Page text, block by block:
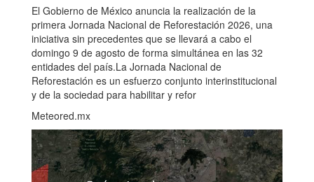
El Gobierno de México anuncia la realización de la
primera Jornada Nacional de Reforestación 2026, una
iniciativa sin precedentes que se llevará a cabo el
domingo 9 de agosto de forma simultánea en las 32
entidades del país.La Jornada Nacional de
Reforestación es un esfuerzo conjunto interinstitucional
y de la sociedad para habilitar y refor
Meteored.mx